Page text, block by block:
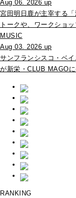
Aug 06. 2026 up
宮田明日鹿が主宰する
トークや、ワークショ
MUSIC
Aug 03. 2026 up
サンフランシスコ・ベ
が新栄・CLUB MAGOに
RANKING